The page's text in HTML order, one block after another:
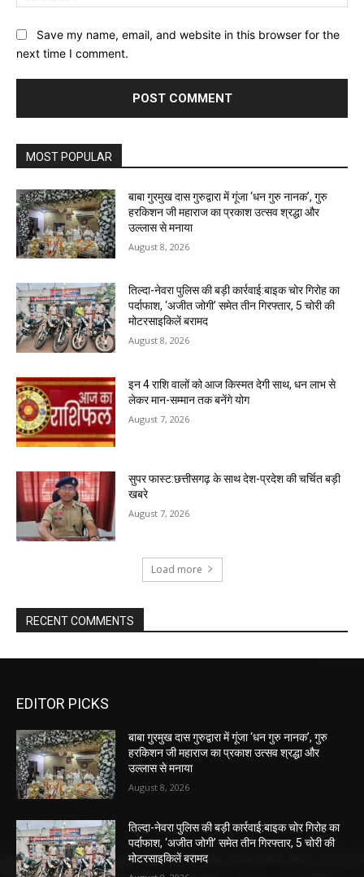
Save my name, email, and website in this browser for the
next time I comment.
MOST POPULAR
बाबा गुरमुख दास गुरुद्वारा में गूंजा ‘धन गुरु नानक’, गुरु
हरकिशन जी महाराज का प्रकाश उत्सव श्रद्धा और
उल्लास से मनाया
August 8, 2026
तिल्दा-नेवरा पुलिस की बड़ी कार्रवाई:बाइक चोर गिरोह का
पर्दाफाश, ‘अजीत जोगी’ समेत तीन गिरफ्तार, 5 चोरी की
मोटरसाइकिलें बरामद
August 8, 2026
इन 4 राशि वालों को आज किस्मत देगी साथ, धन लाभ से
लेकर मान-सम्मान तक बनेंगे योग
August 7, 2026
सुपर फास्ट:छत्तीसगढ़ के साथ देश-प्रदेश की चर्चित बड़ी
खबरे
August 7, 2026
Load more
RECENT COMMENTS
EDITOR PICKS
बाबा गुरमुख दास गुरुद्वारा में गूंजा ‘धन गुरु नानक’, गुरु
हरकिशन जी महाराज का प्रकाश उत्सव श्रद्धा और
उल्लास से मनाया
August 8, 2026
तिल्दा-नेवरा पुलिस की बड़ी कार्रवाई:बाइक चोर गिरोह का
पर्दाफाश, ‘अजीत जोगी’ समेत तीन गिरफ्तार, 5 चोरी की
मोटरसाइकिलें बरामद